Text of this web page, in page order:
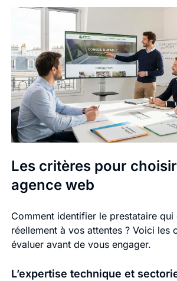
Les critères pour
agence web
Comment identifier le prestataire
réellement à vos attentes ? Voici les
évaluer avant de vous engager.
L’expertise technique et